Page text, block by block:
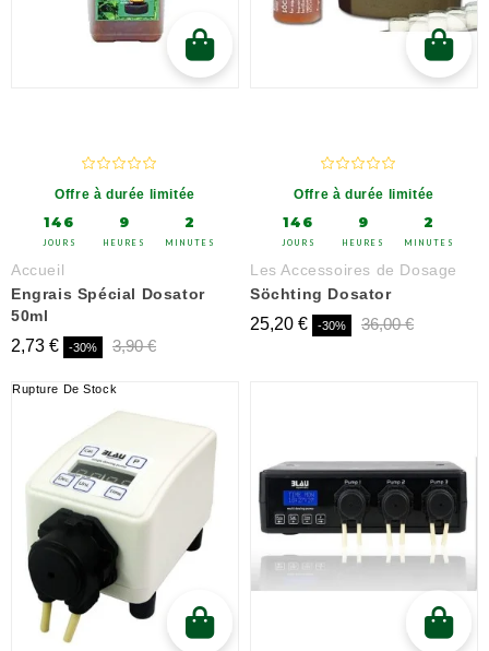
Offre à durée limitée
146
JOURS
9
HEURES
2
MINUTES
Accueil
Engrais Spécial Dosator
50ml
2,73 € -30% 3,90 €
Offre à durée limitée
146
JOURS
9
HEURES
2
MINUTES
Les Accessoires de Dosage
Söchting Dosator
25,20 € -30% 36,00 €
Rupture De Stock